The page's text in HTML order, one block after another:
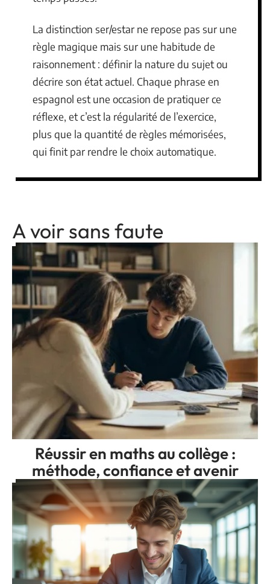
La distinction ser/estar ne repose pas sur une
règle magique mais sur une habitude de
raisonnement : définir la nature du sujet ou
décrire son état actuel. Chaque phrase en
espagnol est une occasion de pratiquer ce
réflexe, et c’est la régularité de l’exercice,
plus que la quantité de règles mémorisées,
qui finit par rendre le choix automatique.
A voir sans faute
Réussir en maths au collège :
méthode, confiance et avenir